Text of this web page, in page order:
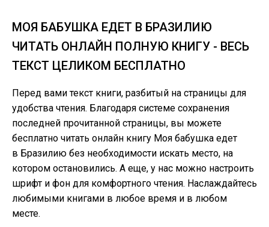
МОЯ БАБУШКА ЕДЕТ В БРАЗИЛИЮ
ЧИТАТЬ ОНЛАЙН ПОЛНУЮ КНИГУ - ВЕСЬ
ТЕКСТ ЦЕЛИКОМ БЕСПЛАТНО
Перед вами текст книги, разбитый на страницы для
удобства чтения. Благодаря системе сохранения
последней прочитанной страницы, вы можете
бесплатно читать онлайн книгу Моя бабушка едет
в Бразилию без необходимости искать место, на
котором остановились. А еще, у нас можно настроить
шрифт и фон для комфортного чтения. Наслаждайтесь
любимыми книгами в любое время и в любом
месте.